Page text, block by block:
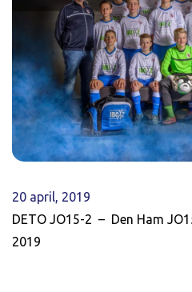
20 april, 2019
DETO JO15-2 – Den Ham
2019